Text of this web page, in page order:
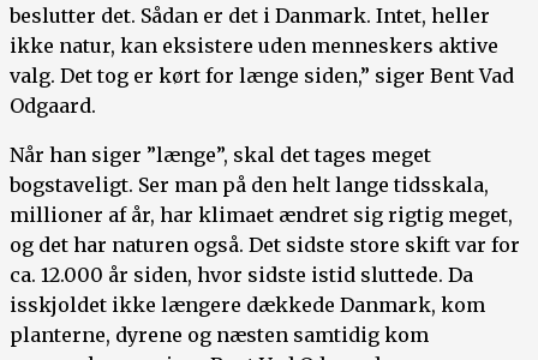
beslutter det. Sådan er det i Danmark. Intet, heller
ikke natur, kan eksistere uden menneskers aktive
valg. Det tog er kørt for længe siden,” siger Bent Vad
Odgaard.
Når han siger ”længe”, skal det tages meget
bogstaveligt. Ser man på den helt lange tidsskala,
millioner af år, har klimaet ændret sig rigtig meget,
og det har naturen også. Det sidste store skift var for
ca. 12.000 år siden, hvor sidste istid sluttede. Da
isskjoldet ikke længere dækkede Danmark, kom
planterne, dyrene og næsten samtidig kom